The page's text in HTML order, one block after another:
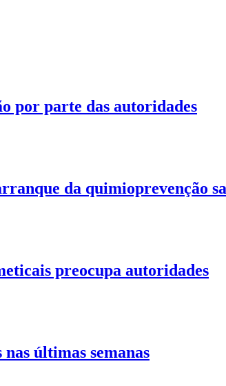
por parte das autoridades
da quimioprevenção
preocupa autoridades
últimas semanas